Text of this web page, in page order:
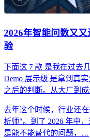
2026年智能问数又
验
下面这 7 款 是我在过去
Demo 展示级 是拿到真
之后的判断。从大厂到
去年这个时候，行业还
析师"。到了 2026 年中
是能不能替代的问题，…